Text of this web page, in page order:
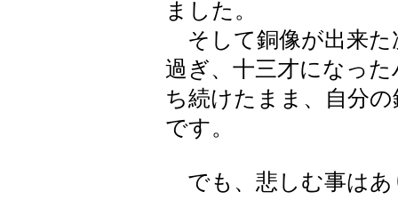
ました。
そして銅像が出来た
過ぎ、十三才になっ
ち続けたまま、自分
です。
でも、悲しむ事はあ